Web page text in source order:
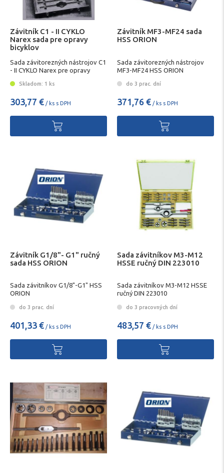
Závitník C1 - II CYKLO
Narex sada pre opravy
bicyklov
Sada závitorezných nástrojov C1
- II CYKLO Narex pre opravy
Skladom: 1 ks
303,77 € / ks s DPH
Závitník MF3-MF24 sada
HSS ORION
Sada závitorezných nástrojov
MF3-MF24 HSS ORION
do 3 prac. dní
371,76 € / ks s DPH
Závitník G1/8"- G1" ručný
sada HSS ORION
Sada závitníkov G1/8"-G1" HSS
ORION
do 3 prac. dní
401,33 € / ks s DPH
Sada závitníkov M3-M12
HSSE ručný DIN 223010
Sada závitníkov M3-M12 HSSE
ručný DIN 223010
do 3 pracovných dní
483,57 € / ks s DPH